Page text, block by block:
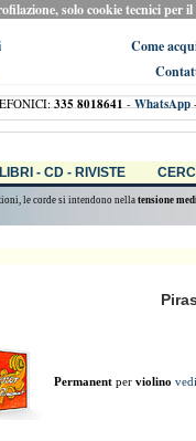
solo cookie tecnici
Come
335 8018641-WhatsApp
LIBRI - CD - RIVISTE
le corde si intendono nella tensione
Permanentper violino